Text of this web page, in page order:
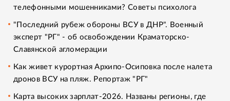
телефонными мошенниками? Советы психолога
"Последний рубеж обороны ВСУ в ДНР". Военный
эксперт "РГ" - об освобождении Краматорско-
Славянской агломерации
Как живет курортная Архипо-Осиповка после налета
дронов ВСУ на пляж. Репортаж "РГ"
Карта высоких зарплат-2026. Названы регионы, где